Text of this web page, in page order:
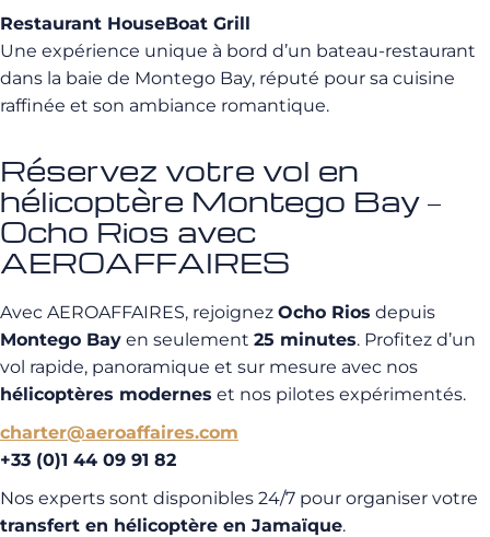
Restaurant HouseBoat Grill
Une expérience unique à bord d’un bateau-restaurant
dans la baie de Montego Bay, réputé pour sa cuisine
raffinée et son ambiance romantique.
Réservez votre vol en
hélicoptère Montego Bay –
Ocho Rios avec
AEROAFFAIRES
Avec AEROAFFAIRES, rejoignez Ocho Rios depuis
Montego Bay en seulement 25 minutes. Profitez d’un
vol rapide, panoramique et sur mesure avec nos
hélicoptères modernes et nos pilotes expérimentés.
charter@aeroaffaires.com
+33 (0)1 44 09 91 82
Nos experts sont disponibles 24/7 pour organiser votre
transfert en hélicoptère en Jamaïque.